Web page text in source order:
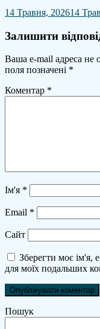
14 Травня, 202614
Залишити
Ваша e-mail адреса не
поля позначені *
Коментар *
Ім'я *
Email *
Сайт
Зберегти моє ім'я,
для моїх подальших
Пошук